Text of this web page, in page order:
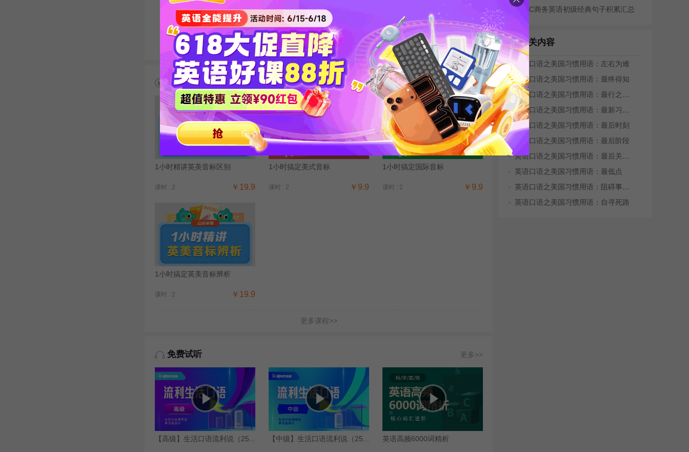
声明：如本网转载稿涉及版权等问题，请作者致信lulei@xdfzx.com，我们将及时处理。
今日特价 更多>>
1小时精讲英美音标区别
课时 : 2 ￥19.9
1小时搞定美式音标
课时 : 2 ￥9.9
1小时搞定国际音标
课时 : 2 ￥9.9
1小时搞定英美音标辨析
课时 : 2 ￥19.9
更多课程>>
免费试听 更多>>
【高级】生活口语流利说（25... 【中级】生活口语流利说（25... 英语高频6000词精析
BEC商务英语初级经典句子积累汇总
相关内容
英语口语之美国习惯用语：左右为难
英语口语之美国习惯用语：最终得知
英语口语之美国习惯用语：最后时刻
英语口语之美国习惯用语：最后阶段
英语口语之美国习惯用语：最低点
英语口语之美国习惯用语：自寻死路